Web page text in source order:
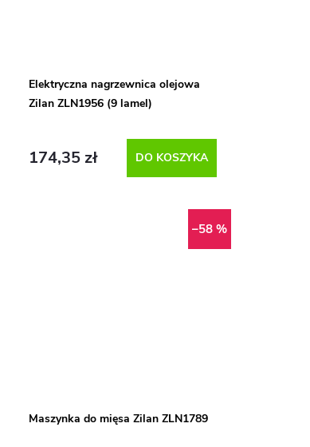
Elektryczna nagrzewnica olejowa
Zilan ZLN1956 (9 lamel)
174,35 zł DO KOSZYKA
–58 %
Maszynka do mięsa Zilan ZLN1789